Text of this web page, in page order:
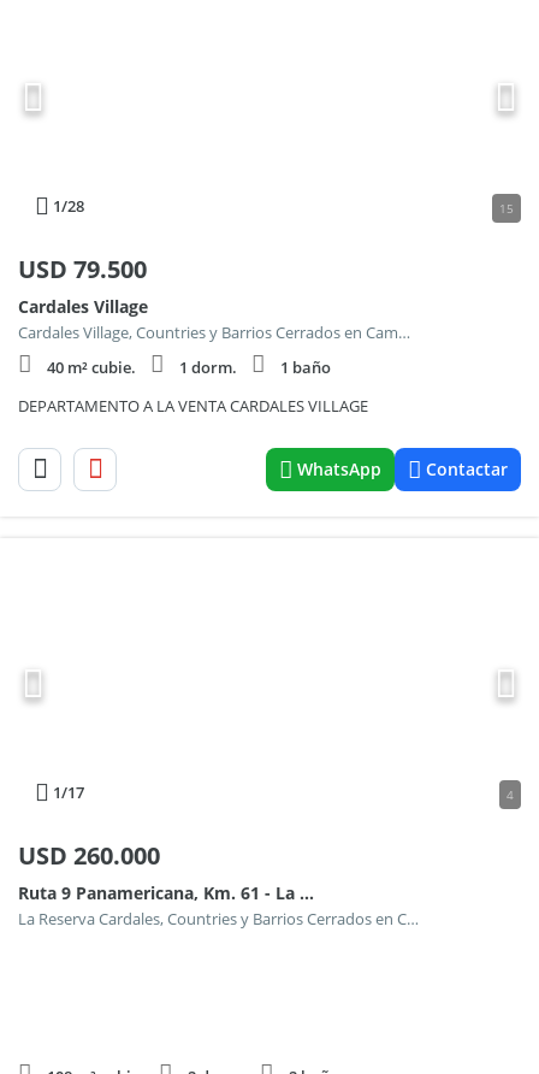
1/28 15
USD 79.500
Cardales Village
Cardales Village, Countries y Barrios Cerrados en Campana
40 m² cubie.
1 dorm.
1 baño
DEPARTAMENTO A LA VENTA CARDALES VILLAGE
WhatsApp Contactar
1/17 4
USD 260.000
Ruta 9 Panamericana, Km. 61 - La Reserva Cardales
La Reserva Cardales, Countries y Barrios Cerrados en Campana